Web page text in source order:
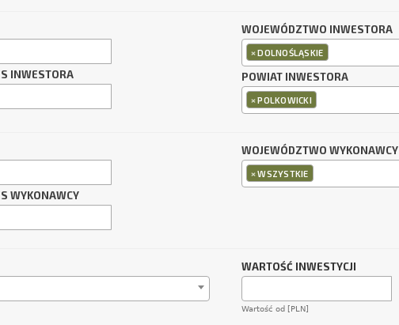
INWESTORA
WOJEWÓDZTWO INWESTORA
×DOLNOŚLĄSKIE
POWIAT INWESTORA
×POLKOWICKI
WYKONAWCY
WOJEWÓDZTWO WYKONAWCY
×WSZYSTKIE
WARTOŚĆ INWESTYCJI
Wartość od [PLN]